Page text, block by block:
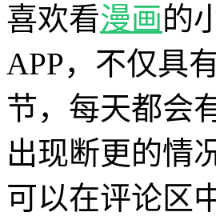
喜欢看漫画的
APP，不仅具
节，每天都会
出现断更的情
可以在评论区